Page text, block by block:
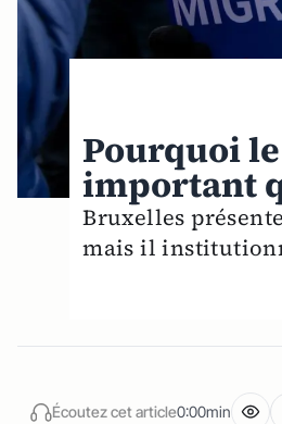
Pourquoi
important
Bruxelles
mais il
Écoutez cet article0:00min